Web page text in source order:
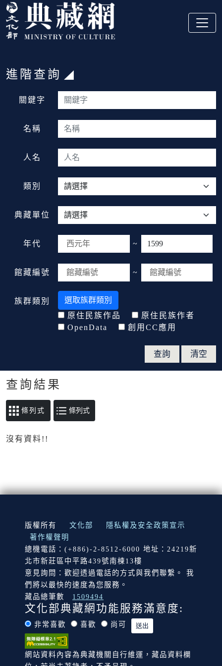
跳到主要內容
:::
:::
進階查詢
關鍵字
名稱
人名
類別
典藏單位
年代 ~
館藏編號 ~
族群類別
選取族群類別
原住民族作品
原住民族作者
OpenData
創用CC應用
查詢結果
條列式
沒有資料!!
:::
版權所有 文化部
隱私權及安全政策宣示
著作權聲明
總機電話：(+886)-2-8512-6000 地址：24219新
北市新莊區中平路439號南棟13樓
意見詢問：歡迎透過電話的方式與我們聯繫。 我
們將以最快的速度為您服務。
藏品總筆數
1509494
文化部典藏網功能服務滿意度:
非常喜歡 喜歡 尚可
網站資料內容為典藏機關自行維運，藏品資料欄